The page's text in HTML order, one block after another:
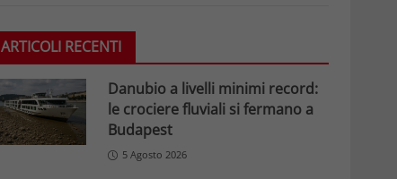
ARTICOLI RECENTI
Danubio a livelli minimi record:
le crociere fluviali si fermano a
Budapest
5 Agosto 2026